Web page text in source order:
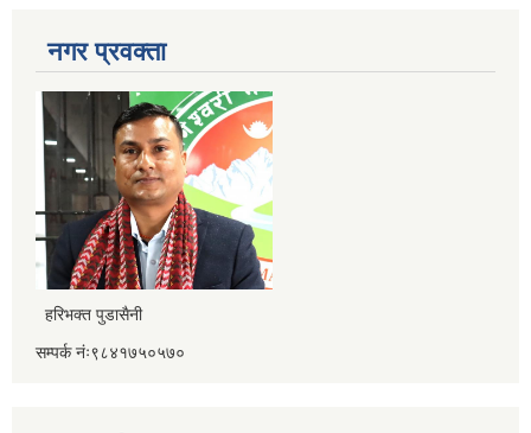
नगर प्रवक्ता
हरिभक्त पुडासैनी
सम्पर्क नंः९८४१७५०५७०